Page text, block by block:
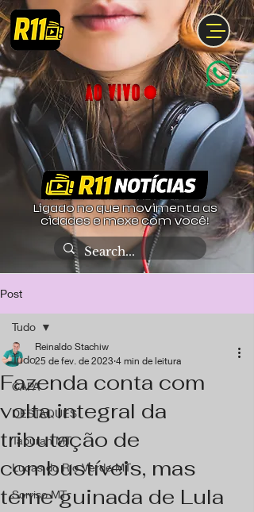
Ligado no que movimenta as
cidades e mexe com você!
Post
Tudo
CAPA
DESTAQUES
Tapurah MT
Lucas do Rio Verde MT
Sorriso MT
Tudo
Fazenda conta com
volta integral da
tributação de
combustíveis, mas
teme guinada de Lula
Reinaldo Stachiw
25 de fev. de 2023 4 min de leitura